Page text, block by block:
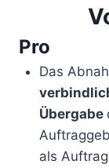
Pro
Das
Übergabe
als